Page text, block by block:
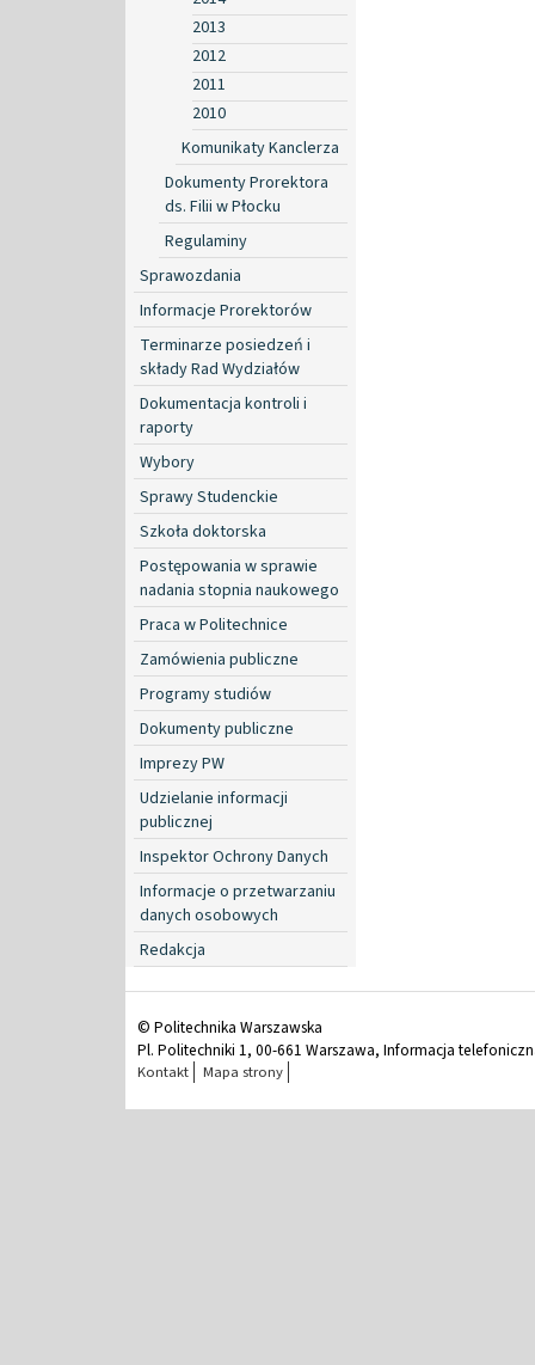
2013
2012
2011
2010
Komunikaty Kanclerza
Dokumenty Prorektora
ds. Filii w Płocku
Regulaminy
Sprawozdania
Informacje Prorektorów
Terminarze posiedzeń i
składy Rad Wydziałów
Dokumentacja kontroli i
raporty
Wybory
Sprawy Studenckie
Szkoła doktorska
Postępowania w sprawie
nadania stopnia naukowego
Praca w Politechnice
Zamówienia publiczne
Programy studiów
Dokumenty publiczne
Imprezy PW
Udzielanie informacji
publicznej
Inspektor Ochrony Danych
Informacje o przetwarzaniu
danych osobowych
Redakcja
© Politechnika Warszawska
Pl. Politechniki 1, 00-661 Warszawa, Informacja
Kontakt Mapa strony